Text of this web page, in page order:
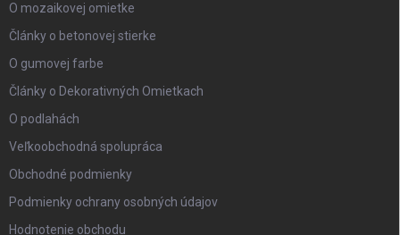
O mozaikovej omietke
Články o betonovej stierke
O gumovej farbe
Články o Dekorativných Omietkach
O podlahách
Veľkoobchodná spolupráca
Obchodné podmienky
Podmienky ochrany osobných údajov
Hodnotenie obchodu